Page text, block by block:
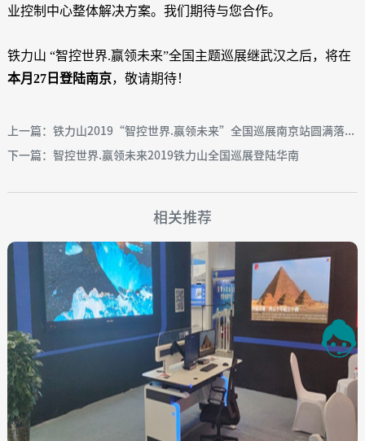
业控制中心整体解决方案。我们期待与您合作。
铁力山 “智控世界.赢领未来”全国主题巡展继武汉之后，将在
本月27日登陆南京，敬请期待！
上一篇：铁力山2019“智控世界.赢领未来”全国巡展南京站圆满落...
下一篇：智控世界.赢领未来2019铁力山全国巡展登陆华南
相关推荐